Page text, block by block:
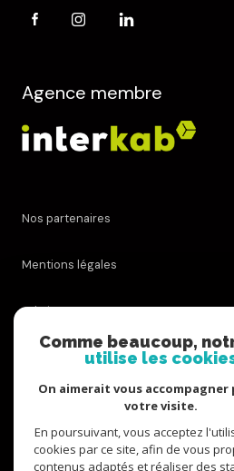
Agence membre
Nos partenaires
Mentions légales
Admin
Nos honoraires
Cookies
Comme beaucoup,
utilise les
On aimerait vous accompagner
votre visite.
En poursuivant, vous acceptez
cookies par ce site, afin de vous
contenus adaptés et réaliser des